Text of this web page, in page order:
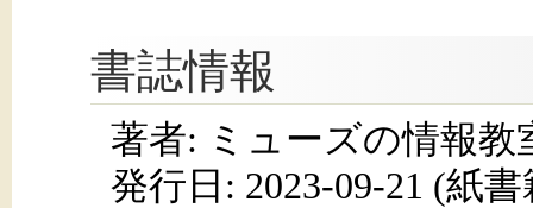
書誌情報
著者: ミューズの情報教
発行日: 2023-09-21 (紙書